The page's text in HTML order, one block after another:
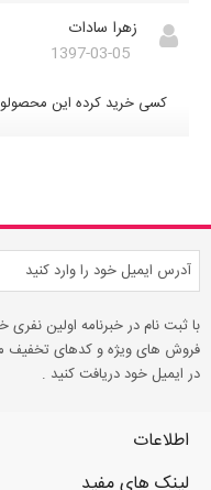
زهرا سادات
1397-03-05
کسی خرید کرده این محصولو
با ثبت نام در خبرنامه اولین
فروش های ویژه و کدهای تخفیف
در ایمیل خود دریافت کنید .
اطلاعات